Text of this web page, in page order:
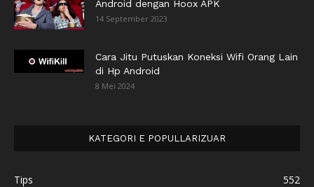
Android dengan Hoox APK
14 September 2023
Cara Jitu Putuskan Koneksi Wifi Orang Lain
di Hp Android
8 Mei 2024
KATEGORI E POPULLARIZUAR
Tips
552